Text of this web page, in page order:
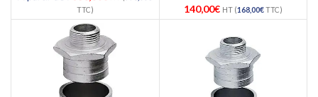
TTC)
140,00€ HT (168,00€TTC)